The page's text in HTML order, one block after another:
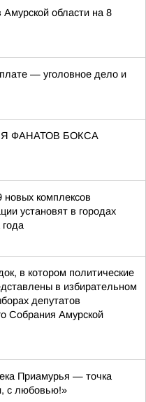
Амурской области на 8
— уголовное дело и
ФАНАТОВ БОКСА
комплексов
установят в городах
в котором политические
в избирательном
депутатов
Собрания Амурской
Приамурья — точка
с любовью!»